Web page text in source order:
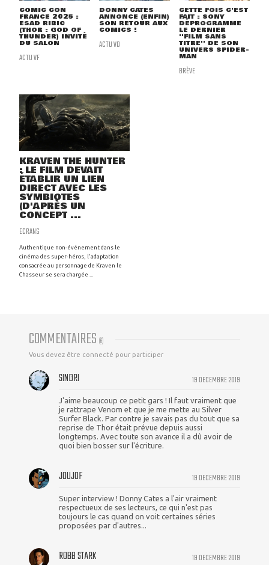
COMIC CON
FRANCE 2025 :
ESAD RIBIC
(THOR : GOD OF
THUNDER) INVITÉ
DU SALON
ACTU VF
DONNY CATES
ANNONCE (ENFIN)
SON RETOUR AUX
COMICS !
ACTU VO
CETTE FOIS C'EST
FAIT : SONY
DÉPROGRAMME
LE DERNIER
''FILM SANS
TITRE'' DE SON
UNIVERS SPIDER-
MAN
BRÈVE
KRAVEN THE HUNTER
: LE FILM DEVAIT
ÉTABLIR UN LIEN
DIRECT AVEC LES
SYMBIOTES
(D'APRÈS UN
CONCEPT ...
ECRANS
Authentique non-événement dans le
cinéma des super-héros, l'adaptation
consacrée au personnage de Kraven le
Chasseur se sera chargée ...
COMMENTAIRES (6)
Vous devez être connecté pour participer
19 DECEMBRE 2019
SINDRI
J'aime beaucoup ce petit gars ! Il faut vraiment que
je rattrape Venom et que je me mette au Silver
Surfer Black. Par contre je savais pas du tout que sa
reprise de Thor était prévue depuis aussi
longtemps. Avec toute son avance il a dû avoir de
quoi bien bosser sur l'écriture.
19 DECEMBRE 2019
JOUJOF
Super interview ! Donny Cates a l'air vraiment
respectueux de ses lecteurs, ce qui n'est pas
toujours le cas quand on voit certaines séries
proposées par d'autres...
19 DECEMBRE 2019
ROBB STARK